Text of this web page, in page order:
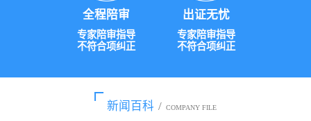
全程陪审
专家陪审指导
不符合项纠正
出证无忧
专家陪审指导
不符合项纠正
新闻百科 / COMPANY FILE